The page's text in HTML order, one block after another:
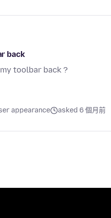
back
toolbar back ?
appearance asked 6 個月前